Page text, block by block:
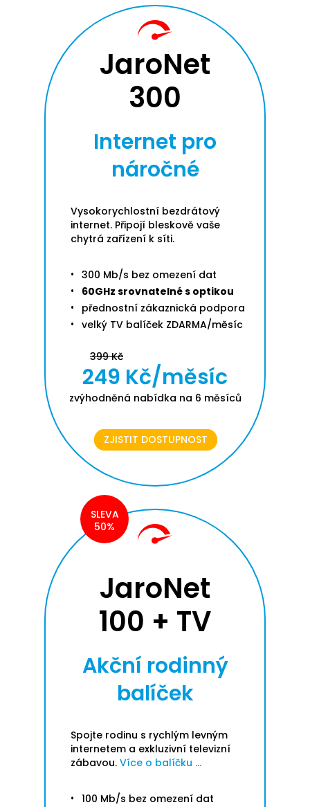
JaroNet
300
Internet pro
náročné
Vysokorychlostní bezdrátový
internet. Připojí bleskově vaše
chytrá zařízení k síti.
300 Mb/s bez omezení dat
60GHz srovnatelné s optikou
přednostní zákaznická podpora
velký TV balíček ZDARMA/měsíc
399 Kč
249 Kč/měsíc
zvýhodněná nabídka na 6 měsíců
ZJISTIT DOSTUPNOST
SLEVA
50%
JaroNet
100 + TV
Akční rodinný
balíček
Spojte rodinu s rychlým levným
internetem a exkluzivní televizní
zábavou. Více o balíčku ...
100 Mb/s bez omezení dat